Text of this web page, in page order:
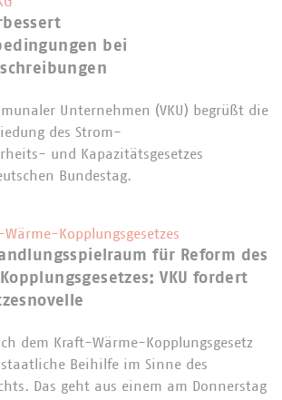
bei
Unternehmen (VKU) begrüßt die
des Strom-
und Kapazitätsgesetzes
Bundestag.
Kopplungsgesetzes
für Reform des
VKU fordert
dem Kraft-Wärme-Kopplungsgesetz
staatliche Beihilfe im Sinne des
Das geht aus einem am Donnerstag